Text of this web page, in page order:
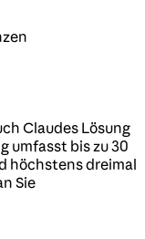
Claudes Lösung
umfasst bis zu 30
höchstens dreimal
Sie